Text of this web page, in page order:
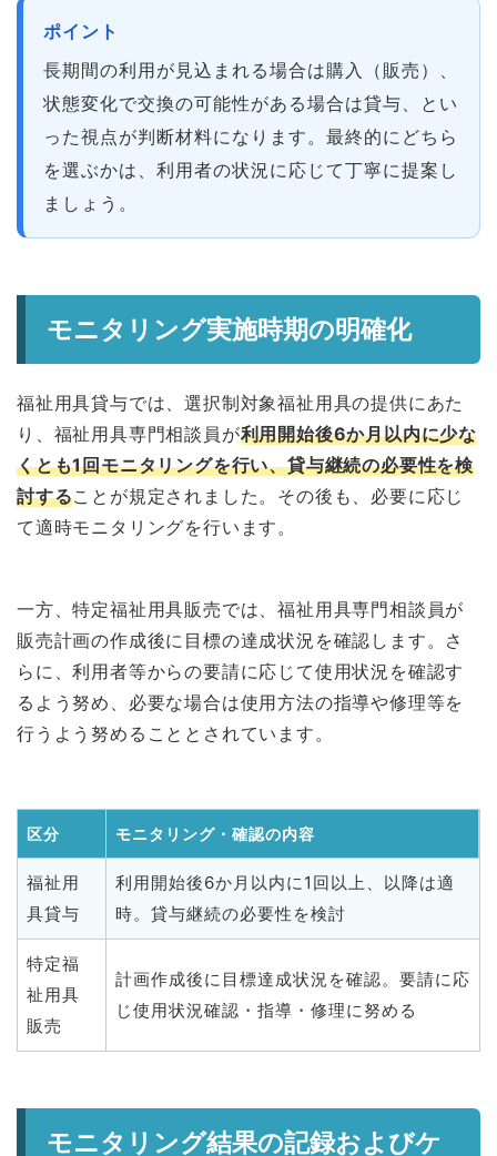
ポイント
長期間の利用が見込まれる場合は購入（販売）、
状態変化で交換の可能性がある場合は貸与、とい
った視点が判断材料になります。最終的にどちら
を選ぶかは、利用者の状況に応じて丁寧に提案し
ましょう。
モニタリング実施時期の明確化
福祉用具貸与では、選択制対象福祉用具の提供にあた
り、福祉用具専門相談員が利用開始後6か月以内に少な
くとも1回モニタリングを行い、貸与継続の必要性を検
討することが規定されました。その後も、必要に応じ
て適時モニタリングを行います。
一方、特定福祉用具販売では、福祉用具専門相談員が
販売計画の作成後に目標の達成状況を確認します。さ
らに、利用者等からの要請に応じて使用状況を確認す
るよう努め、必要な場合は使用方法の指導や修理等を
行うよう努めることとされています。
区分 モニタリング・確認の内容
福祉用
具貸与
利用開始後6か月以内に1回以上、以降は適
時。貸与継続の必要性を検討
特定福
祉用具
販売
計画作成後に目標達成状況を確認。要請に応
じ使用状況確認・指導・修理に努める
モニタリング結果の記録およびケ